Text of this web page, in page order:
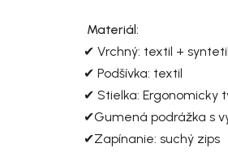
Materiál:
✔ Vrchný: textil +
✔ Podšívka: textil
✔ Stielka: Ergonomicky
✔Gumená podrážka s
✔Zapínanie: suchý zips